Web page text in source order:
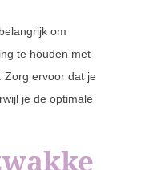
om
te houden met
Zorg ervoor dat je
je de optimale